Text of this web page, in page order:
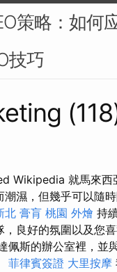
策略：如何
技巧
Wikipedia 就馬來西
濕，但幾乎可以隨時
北 膏肓 桃園 外燴 持
良好的氛圍以及您
佩斯的辦公室裡，並
菲律賓簽證 大里按摩